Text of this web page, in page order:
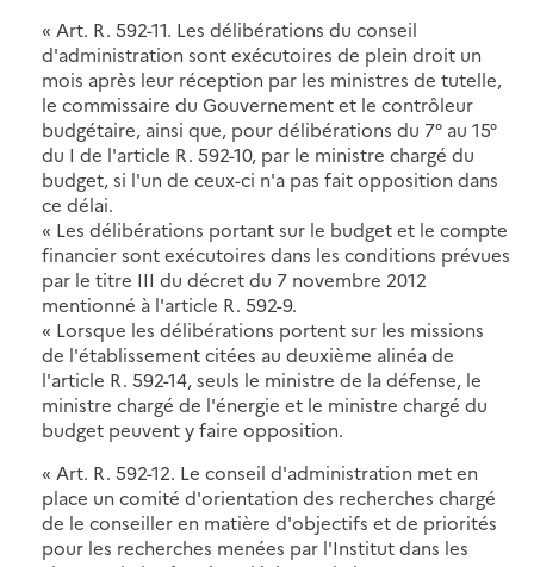
« Art. R. 592-11. Les délibérations du conseil
d'administration sont exécutoires de plein droit un
mois après leur réception par les ministres de tutelle,
le commissaire du Gouvernement et le contrôleur
budgétaire, ainsi que, pour délibérations du 7° au 15°
du I de l'article R. 592-10, par le ministre chargé du
budget, si l'un de ceux-ci n'a pas fait opposition dans
ce délai.
« Les délibérations portant sur le budget et le compte
financier sont exécutoires dans les conditions prévues
par le titre III du décret du 7 novembre 2012
mentionné à l'article R. 592-9.
« Lorsque les délibérations portent sur les missions
de l'établissement citées au deuxième alinéa de
l'article R. 592-14, seuls le ministre de la défense, le
ministre chargé de l'énergie et le ministre chargé du
budget peuvent y faire opposition.
« Art. R. 592-12. Le conseil d'administration met en
place un comité d'orientation des recherches chargé
de le conseiller en matière d'objectifs et de priorités
pour les recherches menées par l'Institut dans les